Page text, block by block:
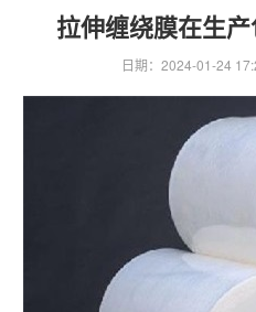
拉伸缠绕膜在生
日期：2024-01-24